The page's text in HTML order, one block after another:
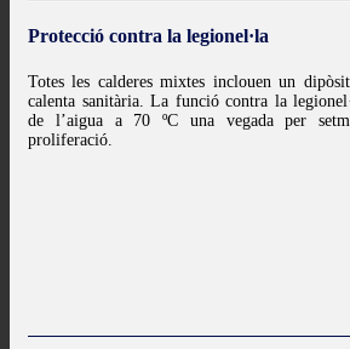
Protecció contra la legionel·la
Totes les calderes mixtes inclouen un
calenta sanitària. La funció contra la
de l’aigua a 70 ºC una vegada per
proliferació.